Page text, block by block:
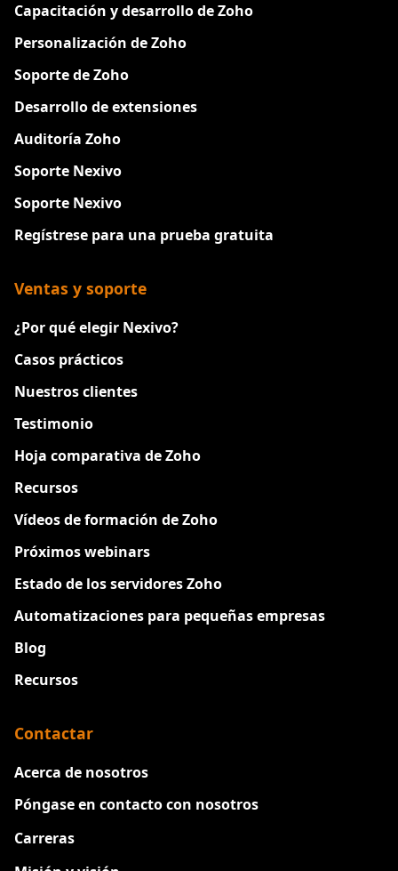
Capacitación y desarrollo de Zoho
Personalización de Zoho
Soporte de Zoho
Desarrollo de extensiones
Auditoría Zoho
Soporte Nexivo
Soporte Nexivo
Regístrese para una prueba gratuita
Ventas y soporte
¿Por qué elegir Nexivo?
Casos prácticos
Nuestros clientes
Testimonio
Hoja comparativa de Zoho
Recursos
Vídeos de formación de Zoho
Próximos webinars
Estado de los servidores Zoho
Automatizaciones para pequeñas empresas
Blog
Recursos
Contactar
Acerca de nosotros
Póngase en contacto con nosotros
Carreras